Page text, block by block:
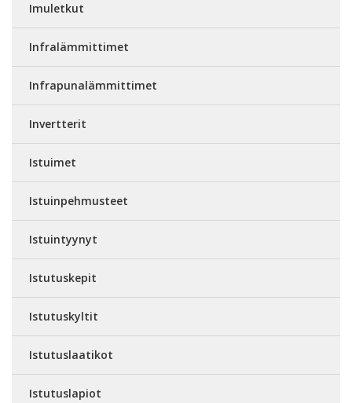
Imuletkut
Infralämmittimet
Infrapunalämmittimet
Invertterit
Istuimet
Istuinpehmusteet
Istuintyynyt
Istutuskepit
Istutuskyltit
Istutuslaatikot
Istutuslapiot